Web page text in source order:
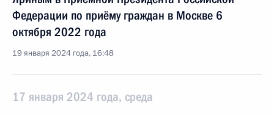
Федерации по приёму граждан в Москве 6
октября 2022 года
19 января 2024 года, 16:48
17 января 2024 года, среда